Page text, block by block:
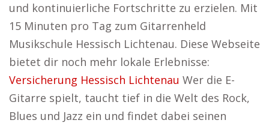
und kontinuierliche Fortschritte zu erzielen. Mit
15 Minuten pro Tag zum Gitarrenheld
Musikschule Hessisch Lichtenau. Diese Webseite
bietet dir noch mehr lokale Erlebnisse:
Versicherung Hessisch Lichtenau Wer die E-
Gitarre spielt, taucht tief in die Welt des Rock,
Blues und Jazz ein und findet dabei seinen